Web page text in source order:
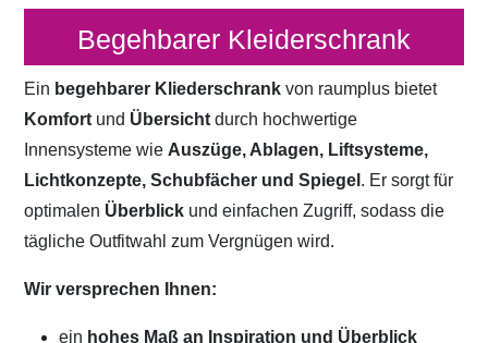
Begehbarer Kleiderschrank
Ein begehbarer Kliederschrankvon raumplus bietet
Komfort und Übersicht durch hochwertige
Innensysteme wie Auszüge, Ablagen, Liftsysteme,
Lichtkonzepte, Schubfächer und Spiegel . Er sorgt für
optimalen Überblick und einfachen Zugriff, sodass die
tägliche Outfitwahl zum Vergnügen wird.
Wir versprechen Ihnen:
ein hohes Maß an Inspiration und Überblick